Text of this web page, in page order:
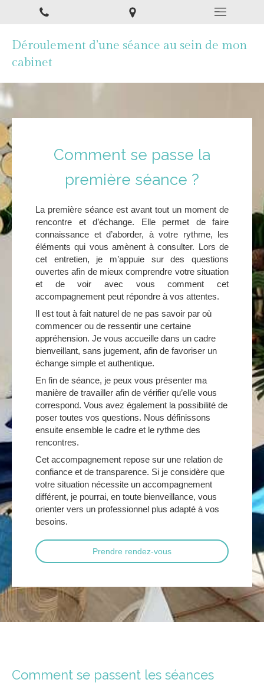
Déroulement d’une séance au sein de mon
cabinet
Comment se passe la
première séance ?
La première séance est avant tout un moment de
rencontre et d’échange. Elle permet de faire
connaissance et d’aborder, à votre rythme, les
éléments qui vous amènent à consulter. Lors de
cet entretien, je m’appuie sur des questions
ouvertes afin de mieux comprendre votre situation
et de voir avec vous comment cet
accompagnement peut répondre à vos attentes.
Il est tout à fait naturel de ne pas savoir par où
commencer ou de ressentir une certaine
appréhension. Je vous accueille dans un cadre
bienveillant, sans jugement, afin de favoriser un
échange simple et authentique.
En fin de séance, je peux vous présenter ma
manière de travailler afin de vérifier qu’elle vous
correspond. Vous avez également la possibilité de
poser toutes vos questions. Nous définissons
ensuite ensemble le cadre et le rythme des
rencontres.
Cet accompagnement repose sur une relation de
confiance et de transparence. Si je considère que
votre situation nécessite un accompagnement
différent, je pourrai, en toute bienveillance, vous
orienter vers un professionnel plus adapté à vos
besoins.
Prendre rendez-vous
Comment se passent les séances